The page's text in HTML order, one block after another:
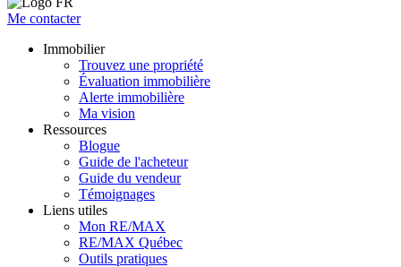
Me contacter
Immobilier
Trouvez une propriété
Évaluation immobilière
Alerte immobilière
Ma vision
Ressources
Blogue
Guide de l'acheteur
Guide du vendeur
Témoignages
Liens utiles
Mon RE/MAX
RE/MAX Québec
Outils pratiques